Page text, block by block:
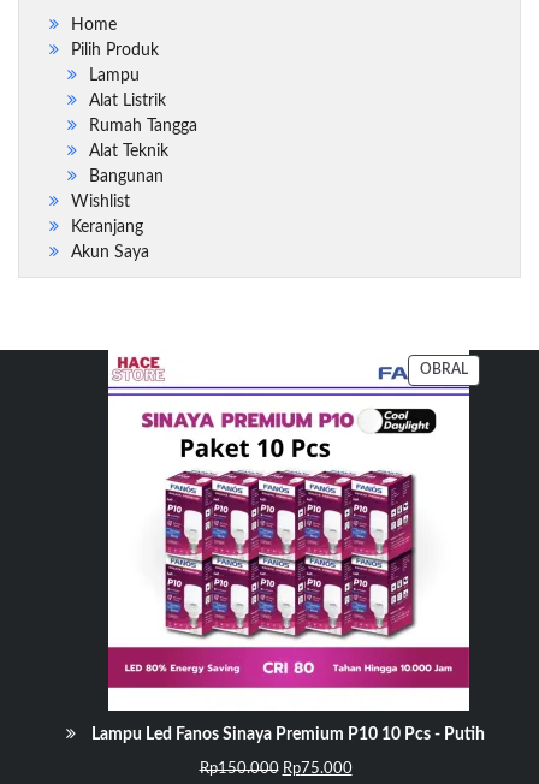
Home
Pilih Produk
Lampu
Alat Listrik
Rumah Tangga
Alat Teknik
Bangunan
Wishlist
Keranjang
Akun Saya
OBRALPRODUK
DENGAN
Lampu Led Fanos Sinaya Premium P10 10 Pcs - Putih
Rp150.000 Harga
Rp75.000Harga